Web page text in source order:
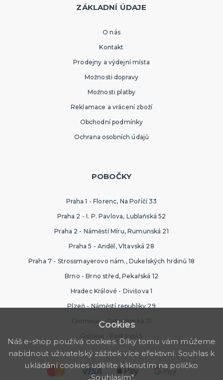
ZÁKLADNÍ ÚDAJE
O nás
Kontakt
Prodejny a výdejní místa
Možnosti dopravy
Možnosti platby
Reklamace a vrácení zboží
Obchodní podmínky
Ochrana osobních údajů
POBOČKY
Praha 1 - Florenc, Na Poříčí 33
Praha 2 - I. P. Pavlova, Lublaňská 52
Praha 2 - Náměstí Míru, Rumunská 21
Praha 5 - Anděl, Vltavská 28
Praha 7 - Strossmayerovo nám., Dukelských hrdinů 18
Brno - Brno střed, Pekařská 12
Hradec Králové - Divišova 1
Plzeň - Náměstí republiky 29
Olomouc - Ostružnická 31
Ostrava - Poštovní 5
Cookies
Náš e-shop používá cookies. Díky tomu vám můžeme
nabídnout uživatelský zážitek více efektivní. Souhlas k
ukládání cookies udělíte kliknutím na políčko
„Souhlasím".